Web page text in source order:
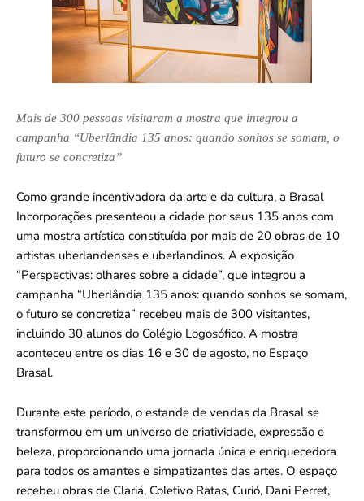
Mais de 300 pessoas visitaram a mostra que integrou a
campanha “Uberlândia 135 anos: quando sonhos se somam, o
futuro se concretiza”
Como grande incentivadora da arte e da cultura, a Brasal
Incorporações presenteou a cidade por seus 135 anos com
uma mostra artística constituída por mais de 20 obras de 10
artistas uberlandenses e uberlandinos. A exposição
“Perspectivas: olhares sobre a cidade”, que integrou a
campanha “Uberlândia 135 anos: quando sonhos se somam,
o futuro se concretiza” recebeu mais de 300 visitantes,
incluindo 30 alunos do Colégio Logosófico. A mostra
aconteceu entre os dias 16 e 30 de agosto, no Espaço
Brasal.
Durante este período, o estande de vendas da Brasal se
transformou em um universo de criatividade, expressão e
beleza, proporcionando uma jornada única e enriquecedora
para todos os amantes e simpatizantes das artes. O espaço
recebeu obras de Clariá, Coletivo Ratas, Curió, Dani Perret,